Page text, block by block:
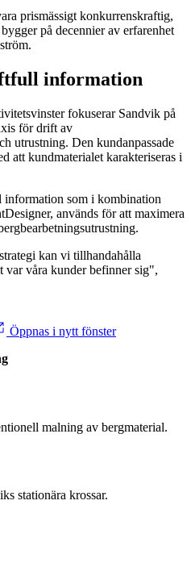
prismässigt konkurrenskraftig,
på decennier av erfarenhet
information
fokuserar Sandvik på
för drift av
utrustning. Den kundanpassade
att kundmaterialet karakteriseras i
som i kombination
används för att maximera
kan vi tillhandahålla
var våra kunder befinner sig",
Öppnas i nytt fönster
malning av bergmaterial.
stationära krossar.